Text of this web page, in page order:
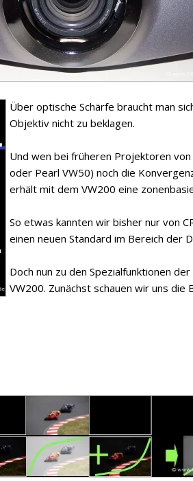
Über optische Schärfe braucht man
Objektiv nicht zu beklagen.
Und wen bei früheren Projektoren von
oder Pearl VW50) noch die
erhält mit dem VW200 eine
So etwas kannten wir bisher nur von
einen neuen Standard im Bereich der
Doch nun zu den Spezialfunktionen
VW200. Zunächst schauen wir uns die